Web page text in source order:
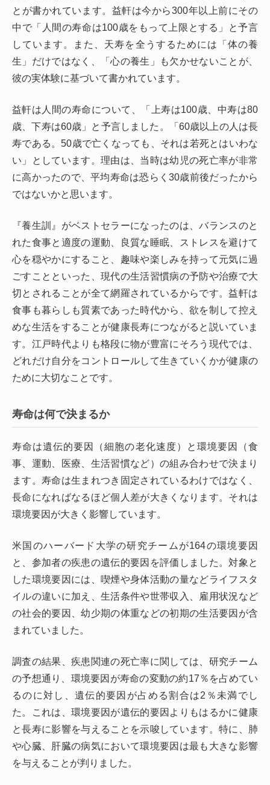
とが書かれています。益軒は今から300年以上前にその
中で「人間の寿命は100歳をもって上限とする」と予言
しています。また、天寿を全うするためには「体の養
生」だけではなく、「心の養生」も欠かせないことが、
彼の実体験に基づいて書かれています。
益軒は人間の寿命について、「上寿は100歳、中寿は80
歳、下寿は60歳」と予言しました。「60歳以上の人は長
寿である。50歳で亡くなっても、それは若死とはいわな
い」としています。理由は、当時は幼児の死亡率が非常
に高かったので、平均寿命は恐らく30歳前後だったから
ではないかと思います。
『養生訓』がベストセラーになったのは、バランスのと
れた食事と適度の運動、良質な睡眠、ストレスを避けて
心を穏やかにすること、趣味や楽しみを持って元気に過
ごすことといった、現代の生活習慣病の予防や治療で大
切とされることが全て網羅されているからです。益軒は
食事も暮らしも質素であった時代から、欲を制して控え
めな生活をすることが健康長寿につながると説いていま
す。江戸時代よりも格段に物が豊富にそろう現代では、
どれだけ自分をコントロールして生きていくかが健康の
ために大切なことです。
寿命は何で決まるか
寿命は遺伝的要因（細胞の老化速度）と環境要因（食
事、運動、医療、生活習慣など）の組み合わせで決まり
ます。寿命は生まれつき固定されているわけではなく、
長命になればなるほど個人差が大きくなります。それは
環境要因が大きく影響しています。
米国のハーバード大学の研究チームが164の環境要因
と、参加者の疾患の遺伝的要因を評価しました。対象と
した環境要因には、喫煙や身体活動の量などライフスタ
イルの違いに加え、生活条件や世帯収入、雇用状況など
の社会的要因、幼少期の体重などの初期の生活要因が含
まれていました。
調査の結果、疾患関連の死亡率に関しては、研究チーム
の予想通り、環境要因が寿命の変動の約17％を占めてい
るのに対し、遺伝的要因が占める割合は2％未満でし
た。これは、環境要因が遺伝的要因よりもはるかに健康
と長寿に影響を与えることを示唆しています。特に、肺
や心臓、肝臓の病気において環境要因は最も大きな影響
を与えることが判りました。